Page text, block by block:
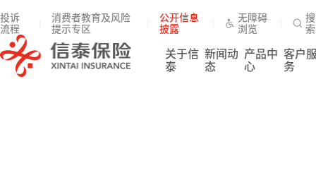
投诉
流程
消费者教育及风险
提示专区
公开信息
披露
无障碍
浏览
搜
索
关于信
泰
新闻动
态
产品中
心
客户
务